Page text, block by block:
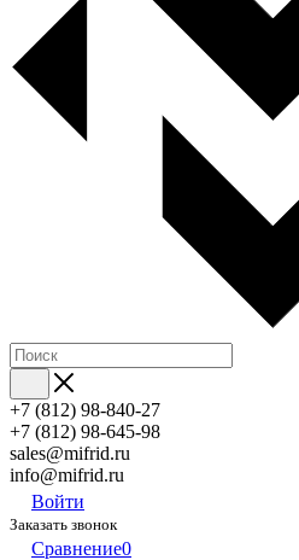
+7 (812) 98-840-27
+7 (812) 98-645-98
sales@mifrid.ru
info@mifrid.ru
Войти
Заказать звонок
Сравнение0